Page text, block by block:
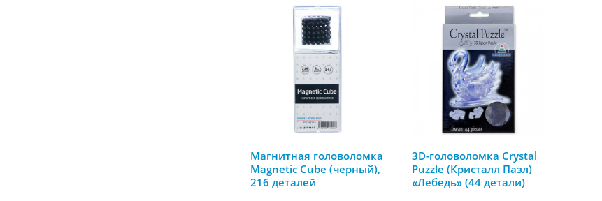
Магнитная головоломка
Magnetic Cube (черный),
216 деталей
3D-головоломка Crystal
Puzzle (Кристалл Пазл)
«Лебедь» (44 детали)